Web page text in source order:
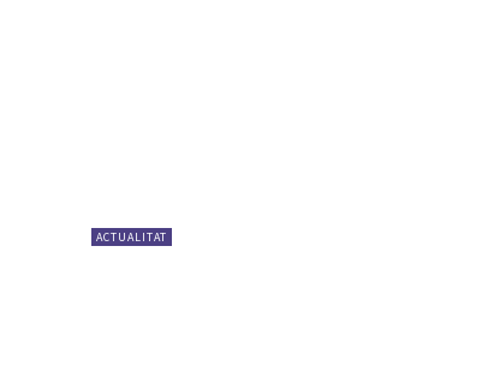
ACTUALITAT